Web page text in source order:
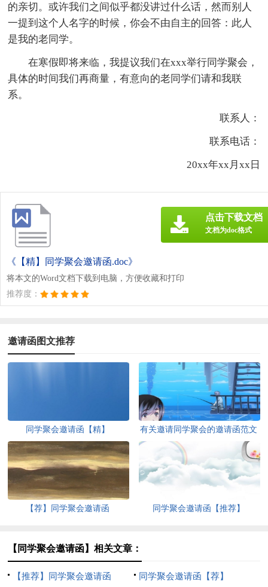
的亲切。或许我们之间似乎都没讲过什么话，然而别人
一提到这个人名字的时候，你会不由自主的回答：此人
是我的老同学。
在寒假即将来临，我提议我们在xxx举行同学聚会，
具体的时间我们再商量，有意向的老同学们请和我联
系。
联系人：
联系电话：
20xx年xx月xx日
《【精】同学聚会邀请函.doc》
将本文的Word文档下载到电脑，方便收藏和打印
推荐度：
点击下载文档
文档为doc格式
邀请函图文推荐
同学聚会邀请函【精】
有关邀请同学聚会的邀请函范文
合集9篇
【荐】同学聚会邀请函 同学聚会邀请函【推荐】
【同学聚会邀请函】相关文章：
【推荐】同学聚会邀请函 同学聚会邀请函【荐】